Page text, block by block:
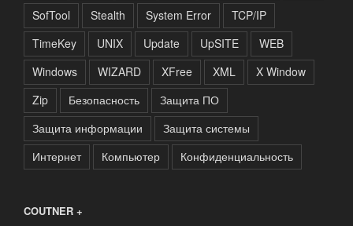
SofTool
Stealth System Error
TCP/IP
TimeKey
UNIX Update UpSITE
WEB
Windows
WIZARD XFree XML
X Window
Zip
Безопасность
Защита ПО
Защита информации
Защита системы
Интернет
Компьютер Конфиденциальность
COUTNER +